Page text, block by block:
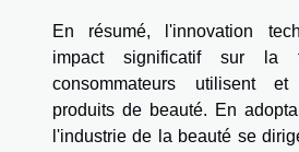
En résumé, l'innovation
impact significatif sur la
consommateurs utilisent
produits de beauté. En
l'industrie de la beauté se